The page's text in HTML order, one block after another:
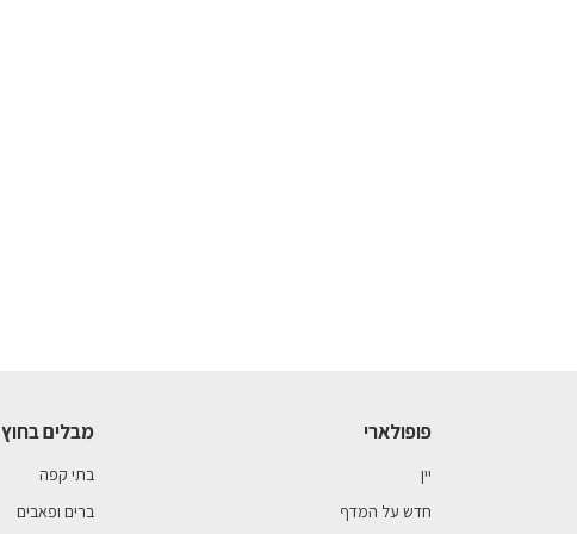
פופולארי
יין
חדש על המדף
מבלים בחוץ
בתי קפה
ברים ופאבים